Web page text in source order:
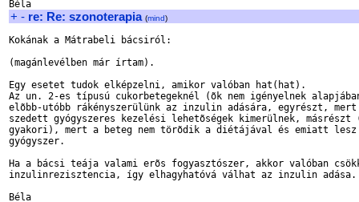
+ - re: Re: szonoterapia (mind)
Kokának a Mátrabeli bácsiról:
(magánlevélben már írtam).
Egy esetet tudok elképzelni, amikor valóban hat(hat).
Az un. 2-es típusú cukorbetegeknél (õk nem igényelnek
elõbb-utóbb rákényszerülünk az inzulin adására, egyrészt,
szedett gyógyszeres kezelési lehetõségek kimerülnek, másrészt
gyakori), mert a beteg nem törõdik a diétájával és emiatt
gyógyszer.
Ha a bácsi teája valami erõs fogyasztószer, akkor valóban
inzulinrezisztencia, így elhagyhatóvá válhat az inzulin adása.